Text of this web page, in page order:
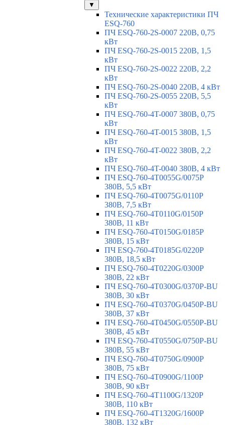
▼
Технические характеристики ПЧ
ESQ-760
ПЧ ESQ-760-2S-0007 220В, 0,75
кВт
ПЧ ESQ-760-2S-0015 220В, 1,5
кВт
ПЧ ESQ-760-2S-0022 220В, 2,2
кВт
ПЧ ESQ-760-2S-0040 220В, 4 кВт
ПЧ ESQ-760-2S-0055 220В, 5,5
кВт
ПЧ ESQ-760-4T-0007 380В, 0,75
кВт
ПЧ ESQ-760-4T-0015 380В, 1,5
кВт
ПЧ ESQ-760-4T-0022 380В, 2,2
кВт
ПЧ ESQ-760-4T-0040 380В, 4 кВт
ПЧ ESQ-760-4T0055G/0075P
380В, 5,5 кВт
ПЧ ESQ-760-4T0075G/0110P
380В, 7,5 кВт
ПЧ ESQ-760-4T0110G/0150P
380В, 11 кВт
ПЧ ESQ-760-4T0150G/0185P
380В, 15 кВт
ПЧ ESQ-760-4T0185G/0220P
380В, 18,5 кВт
ПЧ ESQ-760-4T0220G/0300P
380В, 22 кВт
ПЧ ESQ-760-4T0300G/0370P-BU
380В, 30 кВт
ПЧ ESQ-760-4T0370G/0450P-BU
380В, 37 кВт
ПЧ ESQ-760-4T0450G/0550P-BU
380В, 45 кВт
ПЧ ESQ-760-4T0550G/0750P-BU
380В, 55 кВт
ПЧ ESQ-760-4T0750G/0900P
380В, 75 кВт
ПЧ ESQ-760-4T0900G/1100P
380В, 90 кВт
ПЧ ESQ-760-4T1100G/1320P
380В, 110 кВт
ПЧ ESQ-760-4T1320G/1600P
380В, 132 кВт